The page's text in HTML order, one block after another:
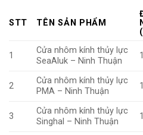
STT TÊN SẢN PHẨM
1
Cửa nhôm kính thủy lực
SeaAluk – Ninh Thuận
2
Cửa nhôm kính thủy lực
PMA – Ninh Thuận
3
Cửa nhôm kính thủy lực
Singhal – Ninh Thuận